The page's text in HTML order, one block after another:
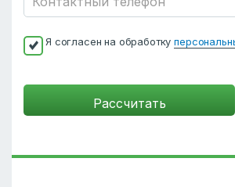
Я согласен на обработку